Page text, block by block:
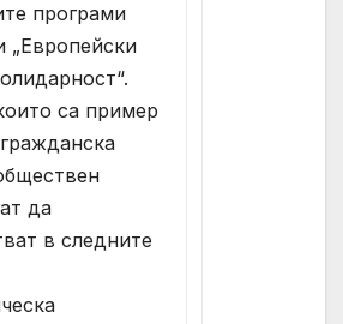
програми
„Европейски
са пример
да
в следните